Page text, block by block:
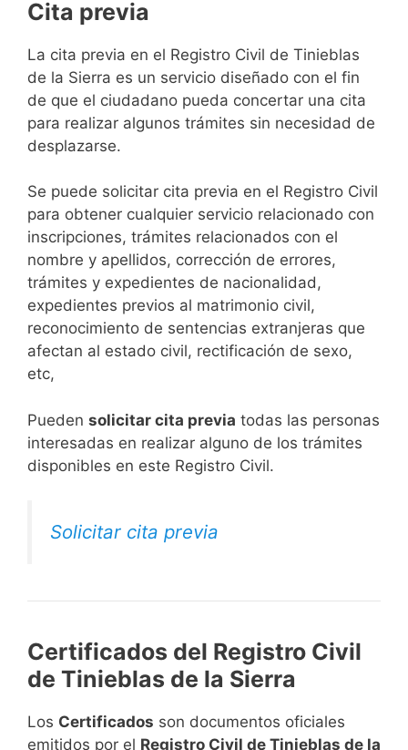
Cita previa
​​​​​​​​​​​​​​​​​​​​​​​​​​​​La cita previa en el Registro Civil de Tinieblas
de la Sierra es un servicio diseñado con el fin
de que el ciudadano pueda concertar una cita
para realizar algunos trámites sin necesidad de
desplazarse.​
Se puede solicitar cita previa en el Registro Civil
para obtener cualquier servicio relacionado con
inscripciones, trámites relacionados con el
nombre y apellidos, corrección de errores,
trámites y expedientes de nacionalidad,
expedientes previos al matrimonio civil,
reconocimiento de sentencias extranjeras que
afectan al estado civil, rectificación de sexo,
etc,
​Pueden solicitar cita previa todas las personas
interesadas en realizar alguno de los trámites
disponibles en este Registro Civil.​
Solicitar cita previa
Certificados del Registro Civil
de Tinieblas de la Sierra
Los Certificados son documentos oficiales
emitidos por el Registro Civil de Tinieblas de la